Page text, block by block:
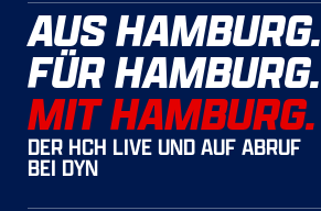
AUS HAMBURG.
FÜR HAMBURG.
MIT HAMBURG.
DER HCH LIVE UND AUF ABRUF
BEI DYN